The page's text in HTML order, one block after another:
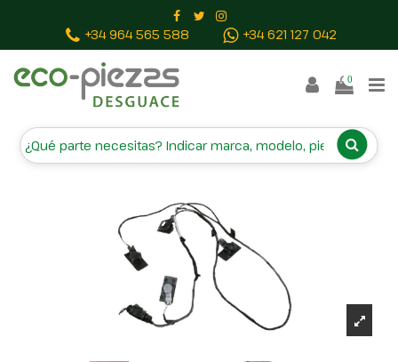
+34 964 565 588 +34 621 127 042
0
SENSOR DE APARCAMIENTO
34D919275A 0907150037 30840901